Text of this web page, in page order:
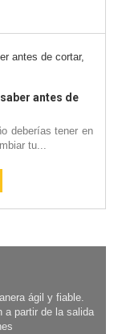
antes de
deberías tener en
tu...
ágil y fiable.
a partir de la salida